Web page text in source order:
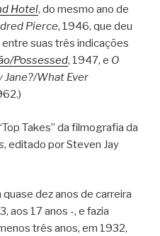
Hotel, do mesmo ano de
Pierce, 1946, que deu
entre suas três indicações
Possessed, 1947, e O
Jane?/What Ever
Takes” da filmografia da
, editado por Steven Jay
dez anos de carreira
aos 17 anos -, e fazia
três anos, em 1932,